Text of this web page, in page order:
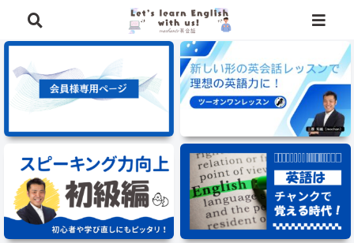
⭐️英語学習に役立つ、豪華特典を無料でプレゼント中⭐️